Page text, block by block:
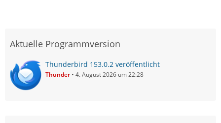
Aktuelle Programmversion
Thunderbird 153.0.2 veröffentlicht
Thunder 4. August 2026 um 22:28